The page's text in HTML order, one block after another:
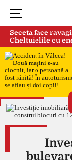
Seceta face
Cheltuielile cu
acesta e mai